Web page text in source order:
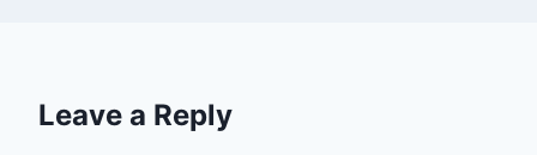
Leave a Reply